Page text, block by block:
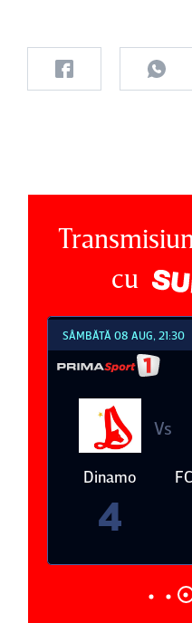
cu
SÂMBĂTĂ 08 AUG, 21:30
Dinamo
4
Vs